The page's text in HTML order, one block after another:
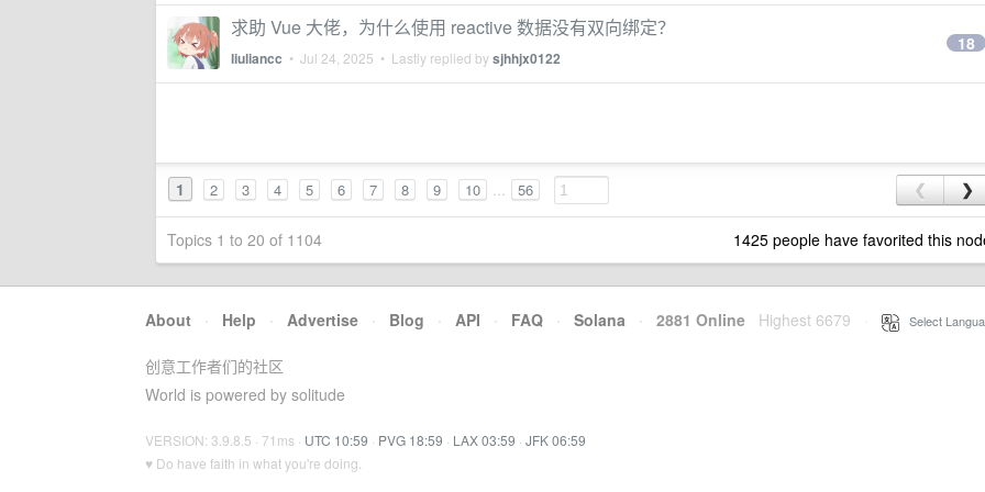
求助 Vue 大佬，为什么使用 reactive 数据没有双向绑定？
liuliancc • Jul 24, 2025 • Lastly replied bysjhhjx0122
18
1 2 3 4 5 6 7 8 9 10 ... 56 ❮ ❯
Topics 1 to 20 of 1104 1425 people have favorited this
About · Help · Advertise · Blog · API · FAQ · Solana · 2881 Online Highest 6679 Select
创意工作者们的社区
World is powered by solitude
VERSION: 3.9.8.5 · 71ms · UTC 10:59 · PVG 18:59 · LAX 03:59 · JFK 06:59
♥ Do have faith in what you're doing.